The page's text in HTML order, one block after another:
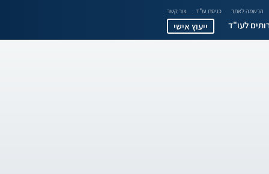
הרשמה לאתר כניסת עו"ד צור קשר
לעו"ד ייעוץ אישי